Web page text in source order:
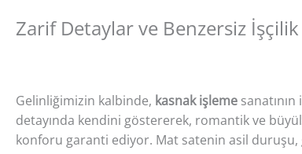
Zarif Detaylar ve Benzersiz İşçilik
Gelinliğimizin kalbinde, kasnak işleme
detayında kendini göstererek, romantik ve
konforu garanti ediyor. Mat satenin asil duruşu,